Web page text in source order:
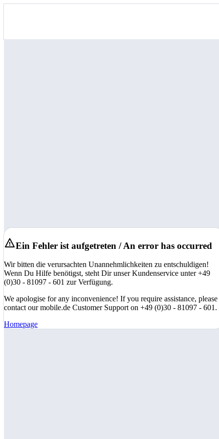
Ein Fehler ist aufgetreten / An error has occurred
Wir bitten die verursachten Unannehmlichkeiten zu entschuldigen!
Wenn Du Hilfe benötigst, steht Dir unser Kundenservice unter +49
(0)30 - 81097 - 601 zur Verfügung.
We apologise for any inconvenience! If you require assistance, please
contact our mobile.de Customer Support on +49 (0)30 - 81097 - 601.
Homepage